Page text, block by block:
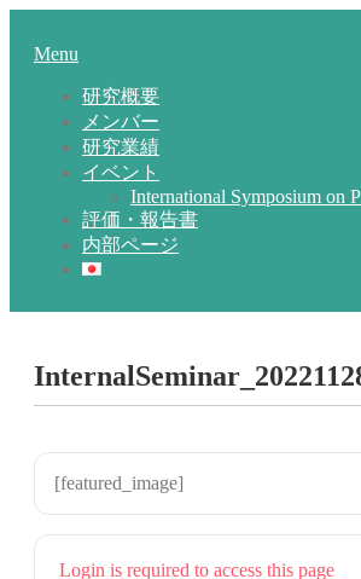
content
Menu
研究概要
メンバー
研究業績
イベント
International Symposium on
評価・報告書
内部ページ
[featured_image]
Login is required to access this page